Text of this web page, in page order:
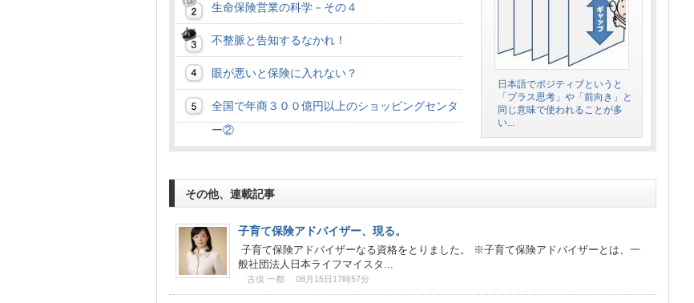
生命保険営業の科学－その４
不整脈と告知するなかれ！
眼が悪いと保険に入れない？
全国で年商３００億円以上のショッピングセンタ
ー②
日本語でポジティブというと
「プラス思考」や「前向き」と
同じ意味で使われることが多
い...
その他、連載記事
子育て保険アドバイザー、現る。
子育て保険アドバイザーなる資格をとりました。 ※子育て保険アドバイザーとは、一
般社団法人日本ライフマイスタ...
古俣 一都 08月15日17時57分